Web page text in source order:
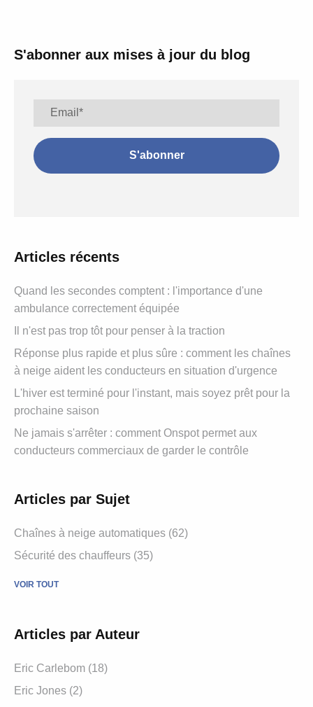
S'abonner aux mises à jour du blog
Articles récents
Quand les secondes comptent : l'importance d'une
ambulance correctement équipée
Il n'est pas trop tôt pour penser à la traction
Réponse plus rapide et plus sûre : comment les chaînes
à neige aident les conducteurs en situation d'urgence
L'hiver est terminé pour l'instant, mais soyez prêt pour la
prochaine saison
Ne jamais s'arrêter : comment Onspot permet aux
conducteurs commerciaux de garder le contrôle
Articles par Sujet
Chaînes à neige automatiques (62)
Sécurité des chauffeurs (35)
VOIR TOUT
Articles par Auteur
Eric Carlebom (18)
Eric Jones (2)